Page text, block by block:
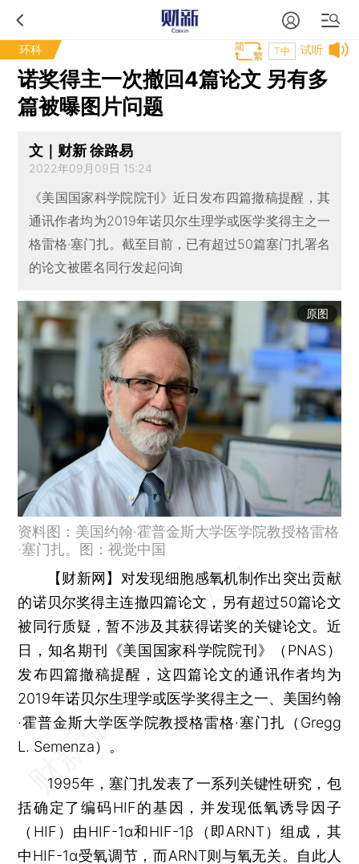
环科 试听
T中
诺奖得主一次撤回4篇论文 另有多
篇被曝图片问题
文｜财新 徐路易
2022年09月09日 15:24
《美国国家科学院院刊》近日发布四篇撤稿提醒，其
通讯作者均为2019年诺贝尔生理学或医学奖得主之一
格雷格·塞门扎。截至目前，已有超过50篇塞门扎署名
的论文被匿名同行发起问询
原图
资料图：美国约翰·霍普金斯大学医学院教授格雷格
·塞门扎。图：视觉中国
【财新网】 对发现细胞感氧机制作出突出贡献
的诺贝尔奖得主连撤四篇论文，另有超过50篇论文
被同行质疑，暂不涉及其获得诺奖的关键论文。近
日，知名期刊《美国国家科学院院刊》（PNAS）
发布四篇撤稿提醒，这四篇论文的通讯作者均为
2019年诺贝尔生理学或医学奖得主之一、美国约翰
·霍普金斯大学医学院教授格雷格·塞门扎（Gregg
L. Semenza）。
1995年，塞门扎发表了一系列关键性研究，包
括确定了编码HIF的基因，并发现低氧诱导因子
（HIF）由HIF-1α和HIF-1β（即ARNT）组成，其
中HIF-1α受氧调节，而ARNT则与氧无关。自此人